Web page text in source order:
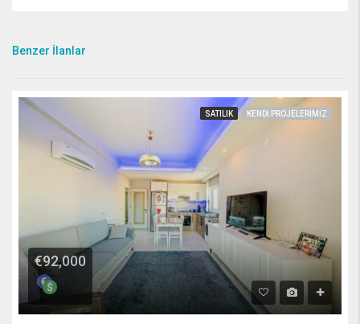
Benzer İlanlar
SATILIK KENDI PROJELERIMIZ
€92,000